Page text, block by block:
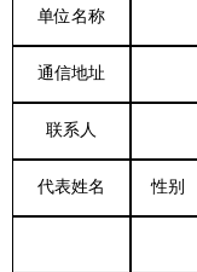
单位名称
通信地址
联系人
代表姓名 性别